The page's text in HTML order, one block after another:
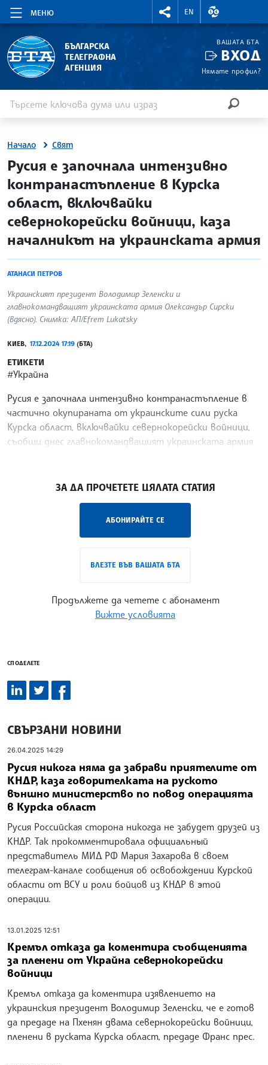
МЕНЮ
RIGHTMENU.SOCIAL
EN
ВАЛУТНИ
БЪЛГАРСКА
ТЕЛЕГРАФНА
АГЕНЦИЯ
ВАШАТА БТА
ВХОД
Нямате профил?
Начало Свят
site.bta
Русия е започнала интензивно
контранастъпление в Курска
област, включвайки
севернокорейски войници, каза
началникът на украинската армия
АТАНАСИ ПЕТРОВ
Украинският президент Володимир Зеленски и
главнокомандващият украинската армия Олександър Сирски
(вдясно). Снимка: АП/Efrem Lukatsky
КИЕВ, 17.12.2024 17:19 (БТА)
ЕТИКЕТИ
#Украйна
Русия е започнала интензивно контранастъпление в
частично окупираната от украинските сили руска
Курска област, включвайки севернокорейски войници,
съобщи днес главнокомандващият украинската армия
ЗА ДА ПРОЧЕТЕТЕ ЦЯЛАТА СТАТИЯ
АБОНИРАЙТЕ СЕ
ВЛЕЗТЕ ВЪВ ВАШАТА БТА
Продължете да четете с абонамент
Вижте условията
СПОДЕЛЕТЕ
СВЪРЗАНИ НОВИНИ
26.04.2025 14:29
Русия никога няма да забрави приятелите от
КНДР, каза говорителката на руското
външно министерство по повод операцията
в Курска област
Русия Российская сторона никогда не забудет друзей из
КНДР. Так прокомментировала официальный
представитель МИД РФ Мария Захарова в своем
телеграм-канале сообщения об освобождении Курской
области от ВСУ и роли бойцов из КНДР в этой
операции.
13.01.2025 12:51
Кремъл отказа да коментира съобщенията
за пленени от Украйна севернокорейски
войници
Кремъл отказа да коментира изявлението на
украинския президент Володимир Зеленски, че е готов
да предаде на Пхенян двама севернокорейски войници,
пленени в руската Курска област, предаде Франс прес.